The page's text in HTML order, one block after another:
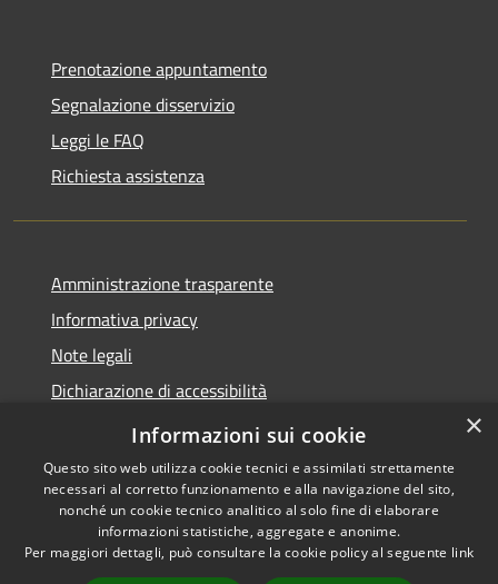
Prenotazione appuntamento
Segnalazione disservizio
Leggi le FAQ
Richiesta assistenza
Amministrazione trasparente
Informativa privacy
Note legali
Dichiarazione di accessibilità
Feedback accessibilità
Accessibilità
Copyright © 2026 • Città di
Lamezia Terme • Powered by
×
Informazioni sui cookie
Questo sito web utilizza cookie tecnici e assimilati strettamente
necessari al corretto funzionamento e alla navigazione del sito,
nonché un cookie tecnico analitico al solo fine di elaborare
informazioni statistiche, aggregate e anonime.
Per maggiori dettagli, può consultare la cookie policy al seguente link